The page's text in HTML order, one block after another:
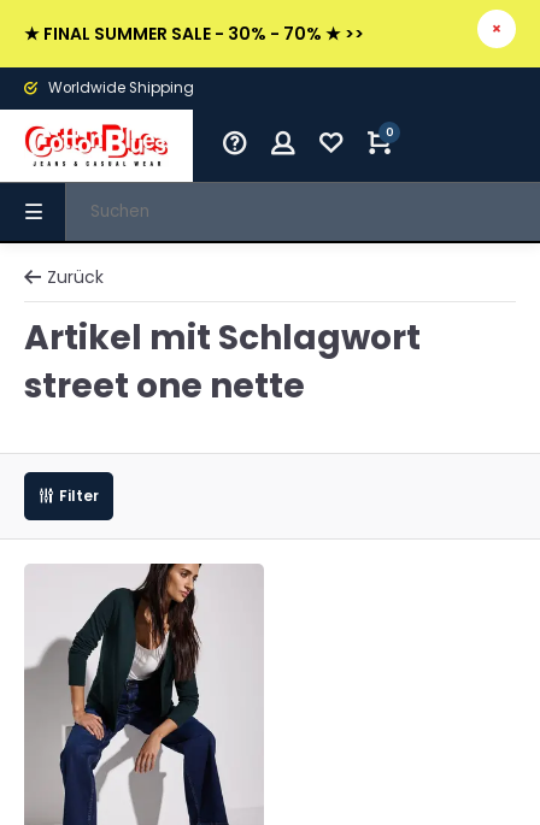
★ FINAL SUMMER SALE - 30% - 70% ★ >>
Worldwide Shipping
0
Zurück
Artikel mit Schlagwort
street one nette
Filter